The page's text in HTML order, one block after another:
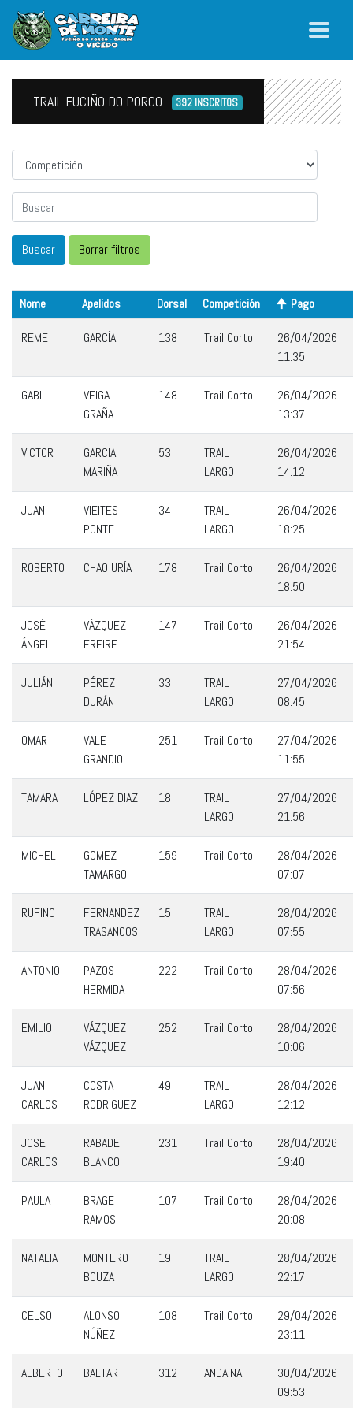
TRAIL FUCIÑO DO PORCO 392 INSCRITOS
Competicion
Nome Apelidos Dorsal Competición Pago
REME GARCÍA 138 Trail Corto
26/04/2026
11:35
GABI
VEIGA
GRAÑA
148 Trail Corto
26/04/2026
13:37
VICTOR
GARCIA
MARIÑA
53
TRAIL
LARGO
26/04/2026
14:12
JUAN
VIEITES
PONTE
34
TRAIL
LARGO
26/04/2026
18:25
ROBERTO CHAO URÍA 178 Trail Corto
26/04/2026
18:50
JOSÉ
ÁNGEL
VÁZQUEZ
FREIRE
147 Trail Corto
26/04/2026
21:54
JULIÁN
PÉREZ
DURÁN
33
TRAIL
LARGO
27/04/2026
08:45
OMAR
VALE
GRANDIO
251 Trail Corto
27/04/2026
11:55
TAMARA LÓPEZ DIAZ 18
TRAIL
LARGO
27/04/2026
21:56
MICHEL
GOMEZ
TAMARGO
159 Trail Corto
28/04/2026
07:07
RUFINO
FERNANDEZ
TRASANCOS
15
TRAIL
LARGO
28/04/2026
07:55
ANTONIO
PAZOS
HERMIDA
222 Trail Corto
28/04/2026
07:56
EMILIO
VÁZQUEZ
VÁZQUEZ
252 Trail Corto
28/04/2026
10:06
JUAN
CARLOS
COSTA
RODRIGUEZ
49
TRAIL
LARGO
28/04/2026
12:12
JOSE
CARLOS
RABADE
BLANCO
231 Trail Corto
28/04/2026
19:40
PAULA
BRAGE
RAMOS
107 Trail Corto
28/04/2026
20:08
NATALIA
MONTERO
BOUZA
19
TRAIL
LARGO
28/04/2026
22:17
CELSO
ALONSO
NÚÑEZ
108 Trail Corto
29/04/2026
23:11
ALBERTO BALTAR 312 ANDAINA
30/04/2026
09:53